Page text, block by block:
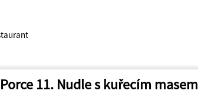
Porce 11. Nudle s kuřecím masem